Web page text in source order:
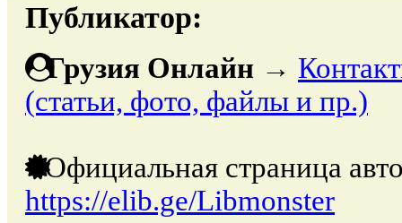
Публикатор:
Грузия Онлайн →
(статьи, фото, файлы и пр.)
Официальная страница
https://elib.ge/Libmonster